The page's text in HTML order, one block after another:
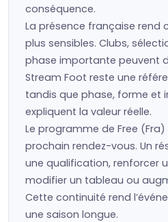
conséquence.
La présence française rend
plus sensibles. Clubs,
phase importante peuvent
Stream Foot reste une
tandis que phase, forme et
expliquent la valeur réelle.
Le programme de Free
prochain rendez-vous. Un
une qualification, renforcer
modifier un tableau ou
Cette continuité rend
une saison longue.